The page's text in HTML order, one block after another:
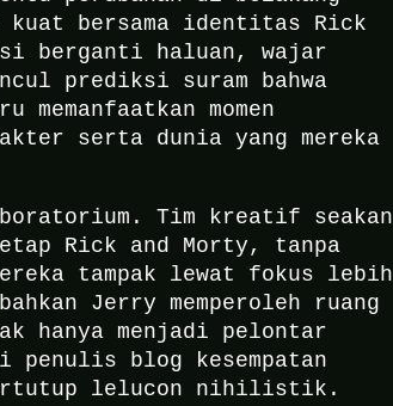
bersama identitas Rick
berganti haluan, wajar
prediksi suram bahwa
momen
serta dunia yang mereka
Tim kreatif seakan
Rick and Morty, tanpa
tampak lewat fokus lebih
Jerry memperoleh ruang
hanya menjadi pelontar
penulis blog kesempatan
tertutup lelucon nihilistik.